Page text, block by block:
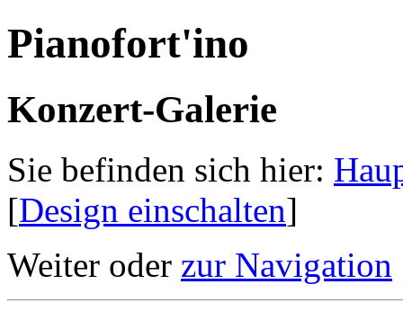
Pianofort'ino
Konzert-Galerie
Sie befinden sich hier:
[Design einschalten]
Weiter oder zur Navigation